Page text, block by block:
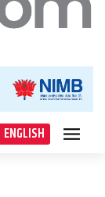
ENGLISH